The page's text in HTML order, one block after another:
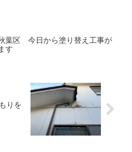
葉区 今日から塗り替え工事が
す
りを